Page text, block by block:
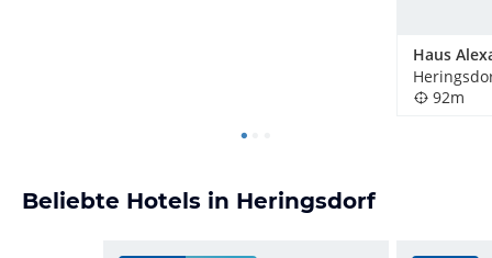
Haus
92m
Beliebte Hotels in Heringsdorf